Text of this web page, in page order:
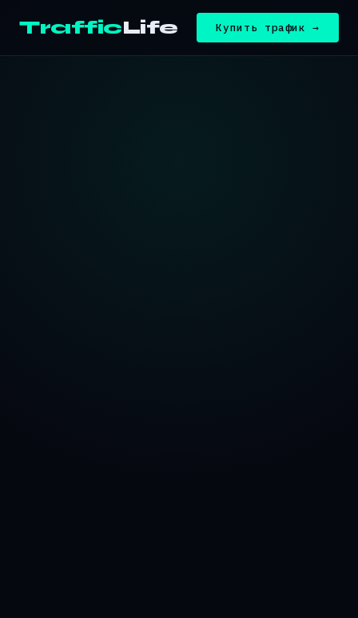
TrafficLife Купить трафик →